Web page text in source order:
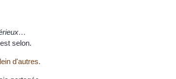
selon.
d'autres.